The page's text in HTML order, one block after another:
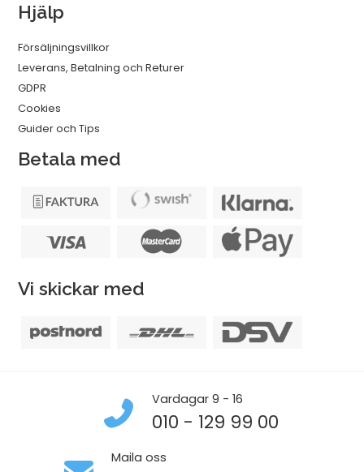
Hjälp
Försäljningsvillkor
Leverans, Betalning och Returer
GDPR
Cookies
Guider och Tips
Betala med
Vi skickar med
Vardagar 9 - 16
010 - 129 99 00
Maila oss